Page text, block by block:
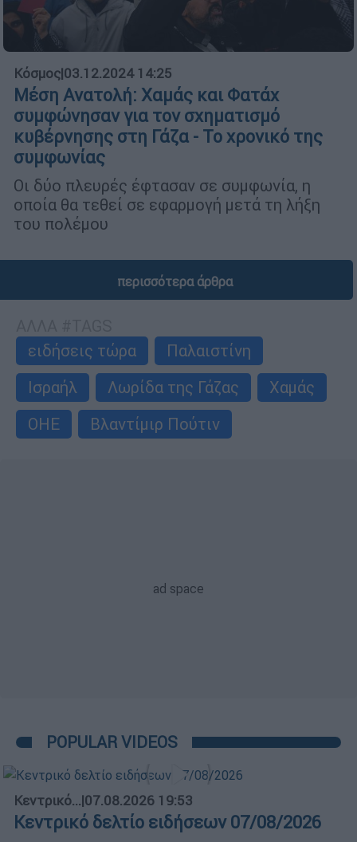
Κόσμος|03.12.2024 14:25
Μέση Ανατολή: Χαμάς και Φατάχ
συμφώνησαν για τον σχηματισμό
κυβέρνησης στη Γάζα - Το χρονικό της
συμφωνίας
Οι δύο πλευρές έφτασαν σε συμφωνία, η
οποία θα τεθεί σε εφαρμογή μετά τη λήξη
του πολέμου
περισσότερα άρθρα
ειδήσεις τώρα
Παλαιστίνη
Ισραήλ
Λωρίδα της Γάζας
Χαμάς
ΟΗΕ
Βλαντίμιρ Πούτιν
POPULAR VIDEOS
Κεντρικό...|07.08.2026 19:53
Κεντρικό δελτίο ειδήσεων 07/08/2026